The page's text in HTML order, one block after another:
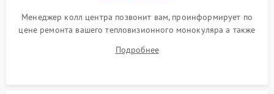
Менеджер колл центра позвонит вам, проинформирует по
цене ремонта вашего тепловизионного монокуляра а также
Подробнее